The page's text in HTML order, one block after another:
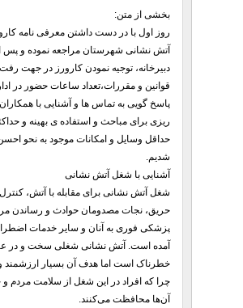
بخشی از متن:
روز اول با در دست داشتن معرفی نامه
آتش نشانی شهرستان مراجعه نموده و پس
دبیرخانه، توجیه نمودن کارورز در جهت رفت
قوانین و مقررات،تعداد ساعات حضور در
پاسخ گویی به تماس ها و آشنایی با
ریزی برای مباحث و استفاده ی بهینه و
حداقل وسایل و امکانات موجود به نحو
شدیم.
آشنایی با شغل آتش نشانی
شغل آتش نشانی برای مقابله با آتش،
حریق، نجات مصدومان حوادث و رساندن
پزشکی فوری به آنان و سایر خدمات
آمده است. آتش نشانی شغلی سخت و در
خطرناک است اما هدف آن بسیار ارزشمند
چرا که افراد در این شغل از سلامت مردم
آن‌ها محافظت می‌کنند.